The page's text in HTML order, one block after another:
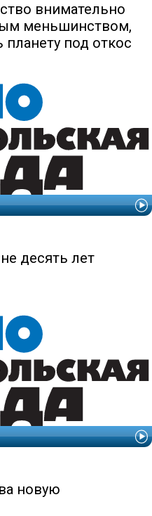
внимательно
меньшинством,
под откос
десять лет
новую